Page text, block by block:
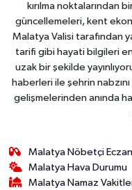
kırılma noktalarından
güncellemeleri, kent
Malatya Valisi tarafından
tarifi gibi hayati bilgileri
uzak bir şekilde
haberleri ile şehrin
gelişmelerinden anında
Malatya Nöbetçi
Malatya Hava Durumu
Malatya Namaz